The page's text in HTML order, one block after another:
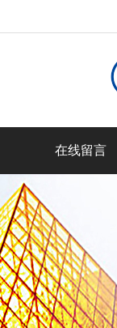
在线留言